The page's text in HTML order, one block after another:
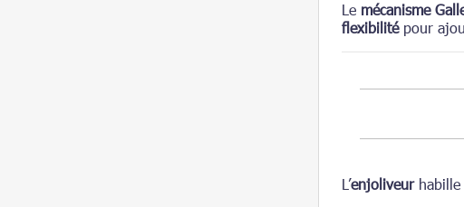
Le mécanisme
flexibilitépour
L’enjoliveurhabille